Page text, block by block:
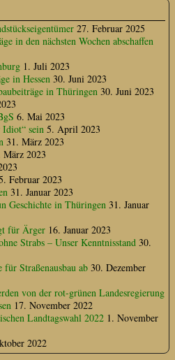
27. Februar 2025
in den nächsten Wochen abschaffen
1. Juli 2023
in Hessen 30. Juni 2023
in Thüringen 30. Juni 2023
6. Mai 2023
sein 5. April 2023
31. März 2023
März 2023
Februar 2023
31. Januar 2023
Geschichte in Thüringen 31. Januar
für Ärger 16. Januar 2023
Strabs – Unser Kenntnisstand 30.
Straßenausbau ab 30. Dezember
von der rot-grünen Landesregierung
17. November 2022
Landtagswahl 2022 1. November
2022